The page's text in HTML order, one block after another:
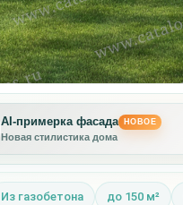
AI-примерка фасада НОВОЕ
Новая стилистика дома
Другая отделка фасада
Из газобетона до 150 м²